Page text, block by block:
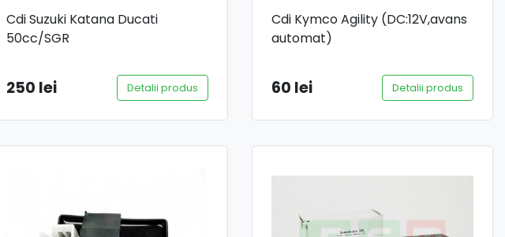
Cdi Suzuki Katana Ducati
50cc/SGR
250 lei Detalii produs
Cdi Kymco Agility (DC:12V,avans
automat)
60 lei Detalii produs